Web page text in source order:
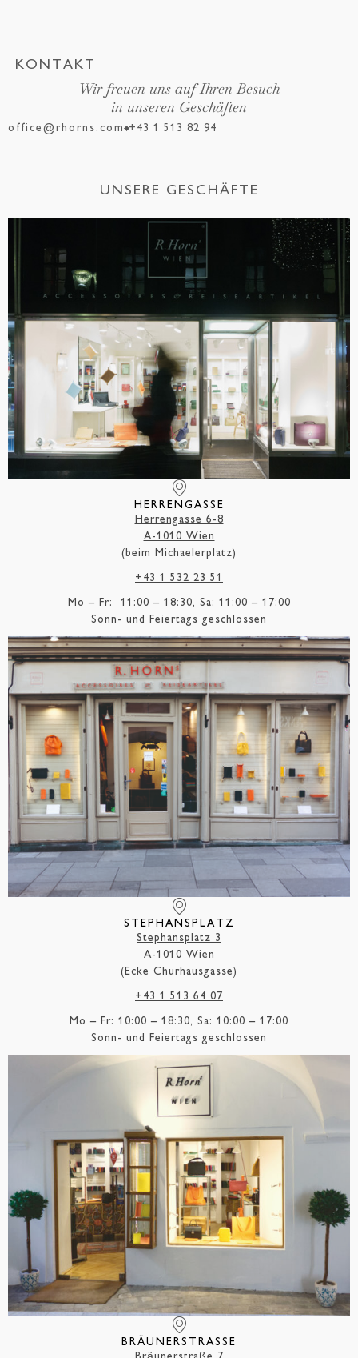
KONTAKT
Wir freuen uns auf Ihren Besuch
in unseren Geschäften
office@rhorns.com +43 1 513 82 94
UNSERE GESCHÄFTE
HERRENGASSE
Herrengasse 6-8
A-1010 Wien
(beim Michaelerplatz)
+43 1 532 23 51
Mo – Fr: 11:00 – 18:30, Sa: 11:00 – 17:00
Sonn- und Feiertags geschlossen
STEPHANSPLATZ
Stephansplatz 3
A-1010 Wien
(Ecke Churhausgasse)
+43 1 513 64 07
Mo – Fr: 10:00 – 18:30, Sa: 10:00 – 17:00
Sonn- und Feiertags geschlossen
BRÄUNERSTRASSE